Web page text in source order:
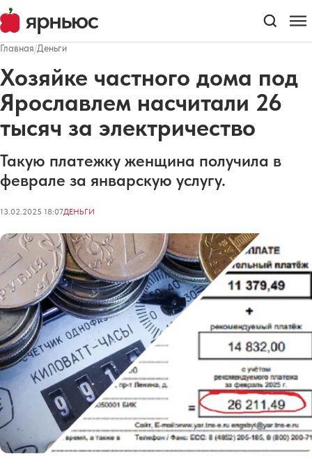
Главная/Деньги
Хозяйке частного дома под
Ярославлем насчитали 26
тысяч за электричество
Такую платежку женщина получила в
феврале за январскую услугу.
13.02.2025 18:07ДЕНЬГИ